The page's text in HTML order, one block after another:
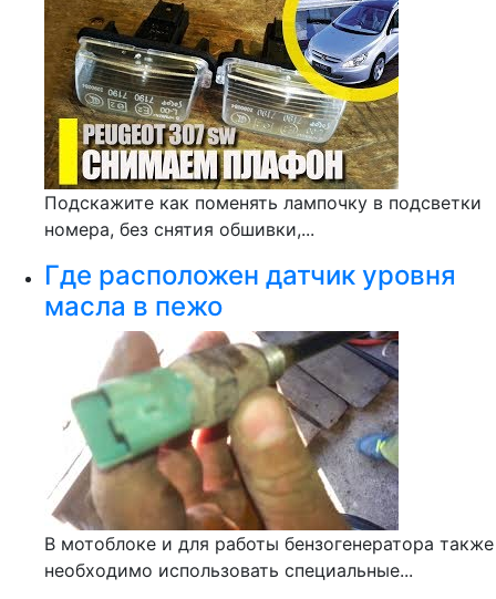
Подскажите как поменять лампочку в подсветки
номера, без снятия обшивки,...
Где расположен датчик уровня
масла в пежо
В мотоблоке и для работы бензогенератора также
необходимо использовать специальные...